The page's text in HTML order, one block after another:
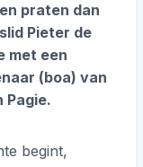
praten dan
Pieter de
met een
(boa) van
Pagie.
begint,